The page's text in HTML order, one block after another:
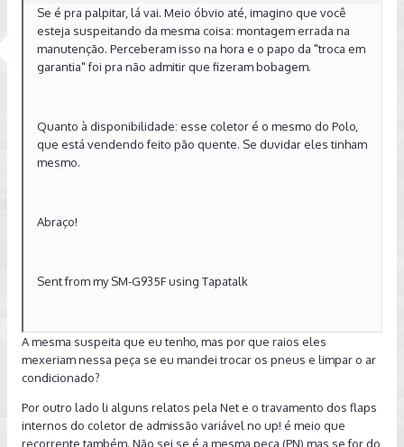
Se é pra palpitar, lá vai. Meio óbvio até, imagino que você
esteja suspeitando da mesma coisa: montagem errada na
manutenção. Perceberam isso na hora e o papo da "troca em
garantia" foi pra não admitir que fizeram bobagem.
Quanto à disponibilidade: esse coletor é o mesmo do Polo,
que está vendendo feito pão quente. Se duvidar eles tinham
mesmo.
Abraço!
Sent from my SM-G935F using Tapatalk
A mesma suspeita que eu tenho, mas por que raios eles
mexeriam nessa peça se eu mandei trocar os pneus e limpar o ar
condicionado?
Por outro lado li alguns relatos pela Net e o travamento dos flaps
internos do coletor de admissão variável no up! é meio que
recorrente também. Não sei se é a mesma peça (PN) mas se for do